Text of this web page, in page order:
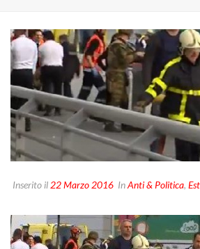
Inserito il 22 Marzo 2016 InAnti & Politica,